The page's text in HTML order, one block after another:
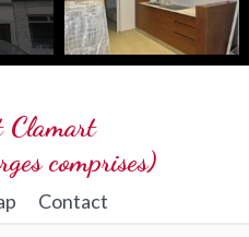
Clamart
comprises)
Contact